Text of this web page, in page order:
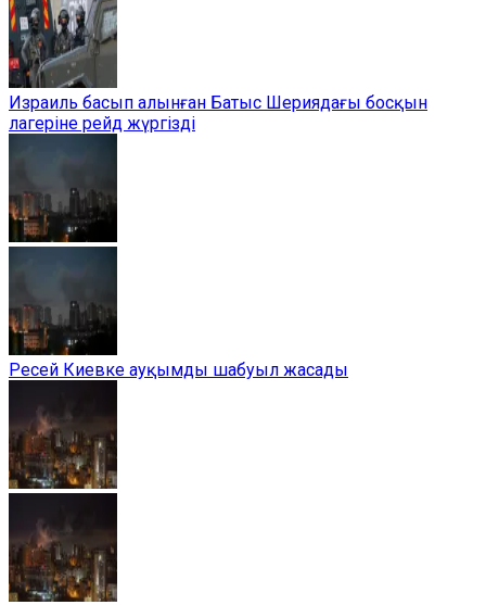
Израиль басып алынған Батыс Шериядағы босқын
лагеріне рейд жүргізді
Ресей Киевке ауқымды шабуыл жасады